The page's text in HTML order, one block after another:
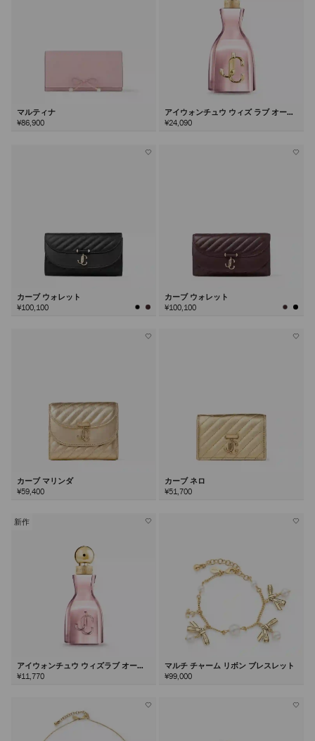
マルティナ
¥86,900
アイウォンチュウ ウィズ ラブ オード
パルファム100ml
¥24,090
カーブ ウォレット
¥100,100
カーブ ウォレット
¥100,100
カーブ マリンダ
¥59,400
カーブ ネロ
¥51,700
新作
アイウォンチュウ ウィズラブ オード
パルファム40ml
¥11,770
マルチ チャーム リボン ブレスレット
¥99,000